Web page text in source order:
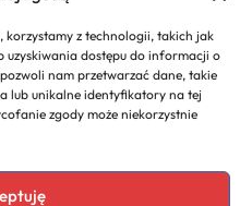
korzystamy z technologii, takich jak
dostępu do informacji o
nam przetwarzać dane, takie
lub unikalne identyfikatory na tej
zgody może niekorzystnie
działalność
Poradnik
NEXT